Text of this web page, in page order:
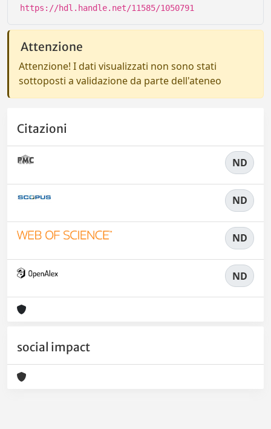
https://hdl.handle.net/11585/1050791
Attenzione
Attenzione! I dati visualizzati non sono stati
sottoposti a validazione da parte dell'ateneo
Citazioni
ND
ND
ND
ND
social impact